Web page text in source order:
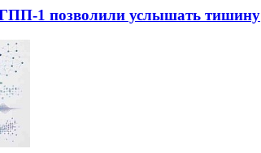
1 позволили услышать тишину